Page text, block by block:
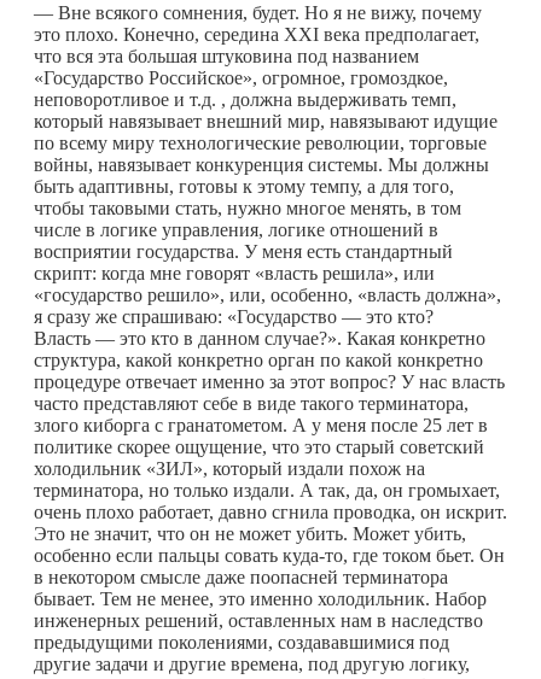
— Вне всякого сомнения, будет. Но я не вижу, почему
это плохо. Конечно, середина XXI века предполагает,
что вся эта большая штуковина под названием
«Государство Российское», огромное, громоздкое,
неповоротливое и т.д. , должна выдерживать темп,
который навязывает внешний мир, навязывают идущие
по всему миру технологические революции, торговые
войны, навязывает конкуренция системы. Мы должны
быть адаптивны, готовы к этому темпу, а для того,
чтобы таковыми стать, нужно многое менять, в том
числе в логике управления, логике отношений в
восприятии государства. У меня есть стандартный
скрипт: когда мне говорят «власть решила», или
«государство решило», или, особенно, «власть должна»,
я сразу же спрашиваю: «Государство — это кто?
Власть — это кто в данном случае?». Какая конкретно
структура, какой конкретно орган по какой конкретно
процедуре отвечает именно за этот вопрос? У нас власть
часто представляют себе в виде такого терминатора,
злого киборга с гранатометом. А у меня после 25 лет в
политике скорее ощущение, что это старый советский
холодильник «ЗИЛ», который издали похож на
терминатора, но только издали. А так, да, он громыхает,
очень плохо работает, давно сгнила проводка, он искрит.
Это не значит, что он не может убить. Может убить,
особенно если пальцы совать куда-то, где током бьет. Он
в некотором смысле даже поопасней терминатора
бывает. Тем не менее, это именно холодильник. Набор
инженерных решений, оставленных нам в наследство
предыдущими поколениями, создававшимися под
другие задачи и другие времена, под другую логику,